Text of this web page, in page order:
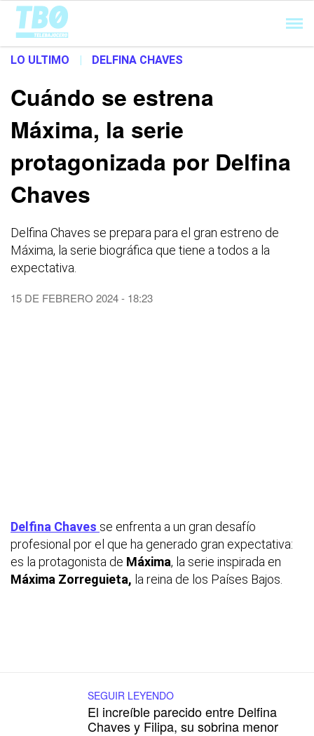
Cargando...
LO ULTIMO | DELFINA CHAVES
Cuándo se estrena
Máxima, la serie
protagonizada por Delfina
Chaves
Delfina Chaves se prepara para el gran estreno de
Máxima, la serie biográfica que tiene a todos a la
expectativa.
15 DE FEBRERO 2024 - 18:23
Delfina Chaves se enfrenta a un gran desafío
profesional por el que ha generado gran expectativa:
es la protagonista de Máxima, la serie inspirada en
Máxima Zorreguieta, la reina de los Países Bajos.
SEGUIR LEYENDO
El increíble parecido entre Delfina
Chaves y Filipa, su sobrina menor